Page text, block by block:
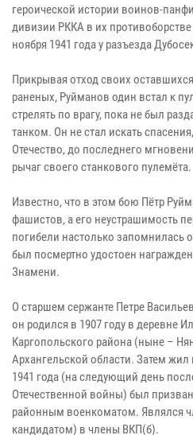
героической истории воинов-
дивизии РККА в их
ноября 1941 года у разъезда
Прикрывая отход своих
раненых, Руйманов один встал к
стрелять по врагу, пока не был
танком. Он не стал искать
Отечество, до последнего
рычаг своего станкового пулемёта.
Известно, что в этом бою Пётр
фашистов, а его неустрашимость
погибели настолько запомнилась
был посмертно удостоен
Знамени.
О старшем сержанте Петре
он родился в 1907 году в деревне
Каргопольского района (ныне –
Архангельской области. Затем
1941 года (на следующий день
Отечественной войны) был
районным военкоматом. Являлся
кандидатом) в члены ВКП(б).